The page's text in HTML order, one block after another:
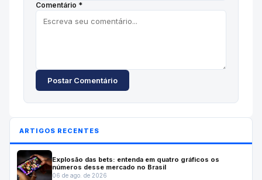
Comentário *
Postar Comentário
ARTIGOS RECENTES
Explosão das bets: entenda em quatro gráficos os
números desse mercado no Brasil
06 de ago. de 2026